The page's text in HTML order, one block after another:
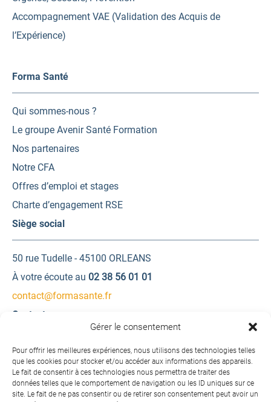
Gérer le consentement
Pour offrir les meilleures expériences, nous utilisons des technologies telles
que les cookies pour stocker et/ou accéder aux informations des appareils.
Le fait de consentir à ces technologies nous permettra de traiter des
données telles que le comportement de navigation ou les ID uniques sur ce
site. Le fait de ne pas consentir ou de retirer son consentement peut avoir un
Accompagnement VAE (Validation des Acquis de
l’Expérience)
Forma Santé
Qui sommes-nous ?
Le groupe Avenir Santé Formation
Nos partenaires
Notre CFA
Offres d’emploi et stages
Charte d’engagement RSE
Siège social
50 rue Tudelle - 45100 ORLEANS
À votre écoute au 02 38 56 01 01
contact@formasante.fr
Contactez-nous
Une question ? Une demande d’information ?
Contactez-nous